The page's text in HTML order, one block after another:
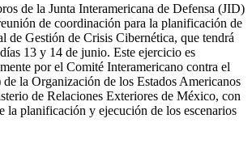
de la Junta Interamericana de Defensa (JID)
de coordinación para la planificación de
de Gestión de Crisis Cibernética, que tendrá
13 y 14 de junio. Este ejercicio es
por el Comité Interamericano contra el
la Organización de los Estados Americanos
de Relaciones Exteriores de México, con
la planificación y ejecución de los escenarios